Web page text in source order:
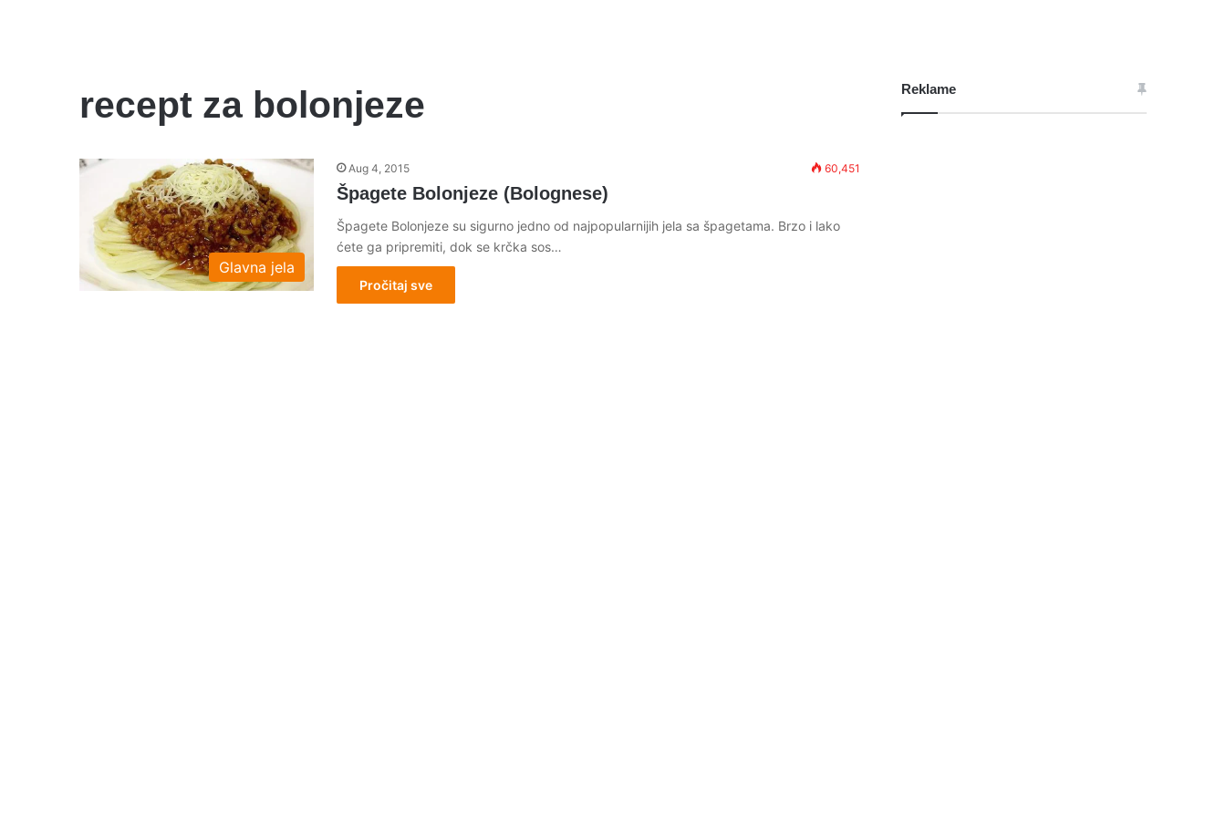
recept za bolonjeze
Glavna jela
Aug 4, 2015 60,451
Špagete Bolonjeze (Bolognese)
Špagete Bolonjeze su sigurno jedno od najpopularnijih jela sa špagetama. Brzo i lako
ćete ga pripremiti, dok se krčka sos…
Pročitaj sve
Reklame